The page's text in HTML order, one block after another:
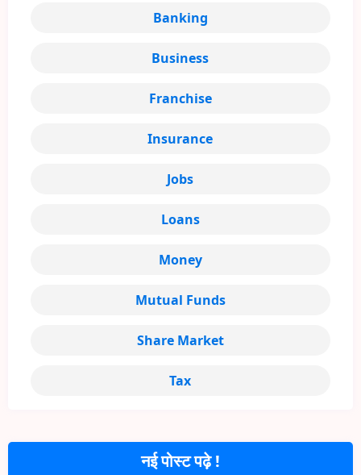
नई पोस्ट पढ़े !
Banking
Business
Franchise
Insurance
Jobs
Loans
Money
Mutual Funds
Share Market
Tax